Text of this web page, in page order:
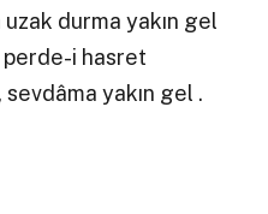
durma yakın gel
perde-i hasret
yakın gel .